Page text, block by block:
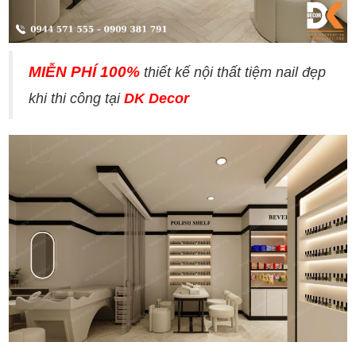
MIỄN PHÍ 100% thiết kế nội thất tiệm nail đẹp
khi thi công tạiDK Decor